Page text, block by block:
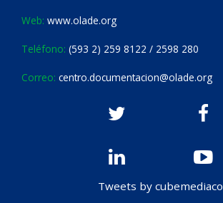
Web: www.olade.org
Teléfono: (593 2) 259 8122 / 2598 280
Correo: centro.documentacion@olade.org
Tweets by cubemediaco